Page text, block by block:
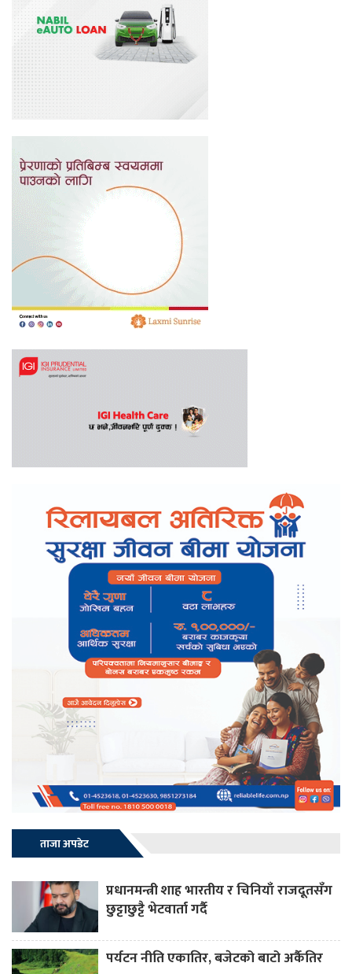
ताजा अपडेट
प्रधानमन्त्री शाह भारतीय र चिनियाँ राजदूतसँग
छुट्टाछुट्टै भेटवार्ता गर्दै
पर्यटन नीति एकातिर, बजेटको बाटो अर्कैतिर